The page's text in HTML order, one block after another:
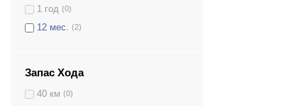
1 год (0)
12 мес. (2)
Запас Хода
40 км (0)